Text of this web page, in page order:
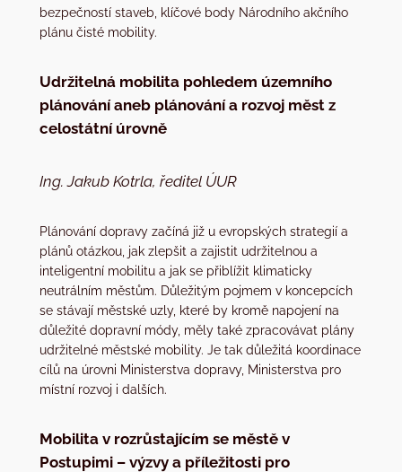
bezpečností staveb, klíčové body Národního akčního
plánu čisté mobility.
Udržitelná mobilita pohledem územního
plánování aneb plánování a rozvoj měst z
celostátní úrovně
Ing. Jakub Kotrla, ředitel ÚUR
Plánování dopravy začíná již u evropských strategií a
plánů otázkou, jak zlepšit a zajistit udržitelnou a
inteligentní mobilitu a jak se přiblížit klimaticky
neutrálním městům. Důležitým pojmem v koncepcích
se stávají městské uzly, které by kromě napojení na
důležité dopravní módy, měly také zpracovávat plány
udržitelné městské mobility. Je tak důležitá koordinace
cílů na úrovni Ministerstva dopravy, Ministerstva pro
místní rozvoj i dalších.
Mobilita v rozrůstajícím se městě v
Postupimi – výzvy a příležitosti pro